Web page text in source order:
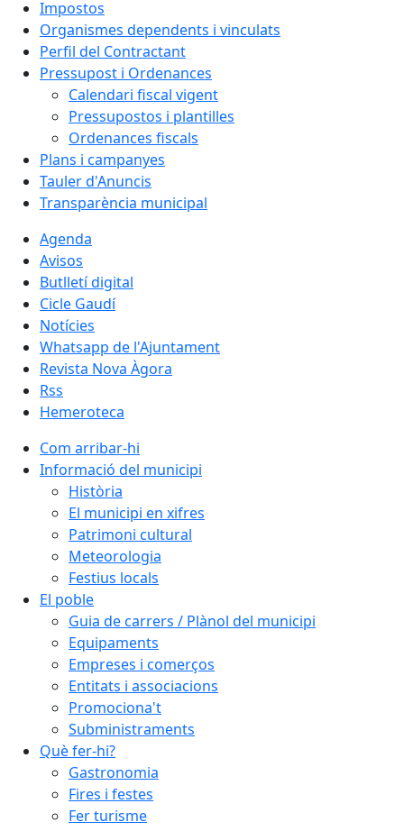
Impostos
Organismes dependents i vinculats
Perfil del Contractant
Pressupost i Ordenances
Calendari fiscal vigent
Pressupostos i plantilles
Ordenances fiscals
Plans i campanyes
Tauler d'Anuncis
Transparència municipal
Agenda
Avisos
Butlletí digital
Cicle Gaudí
Notícies
Whatsapp de l'Ajuntament
Revista Nova Àgora
Rss
Hemeroteca
Com arribar-hi
Informació del municipi
Història
El municipi en xifres
Patrimoni cultural
Meteorologia
Festius locals
El poble
Guia de carrers / Plànol del municipi
Equipaments
Empreses i comerços
Entitats i associacions
Promociona't
Subministraments
Què fer-hi?
Gastronomia
Fires i festes
Fer turisme